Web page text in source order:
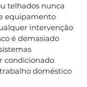
telhados nunca
equipamento
intervenção
é demasiado
condicionado
doméstico